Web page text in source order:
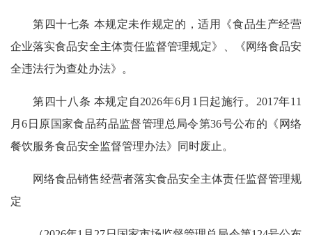
第四十七条 本规定未作规定的，适用《食品生产经营
企业落实食品安全主体责任监督管理规定》、《网络食品安
全违法行为查处办法》。
第四十八条 本规定自2026年6月1日起施行。2017年11
月6日原国家食品药品监督管理总局令第36号公布的《网络
餐饮服务食品安全监督管理办法》同时废止。
网络食品销售经营者落实食品安全主体责任监督管理规
定